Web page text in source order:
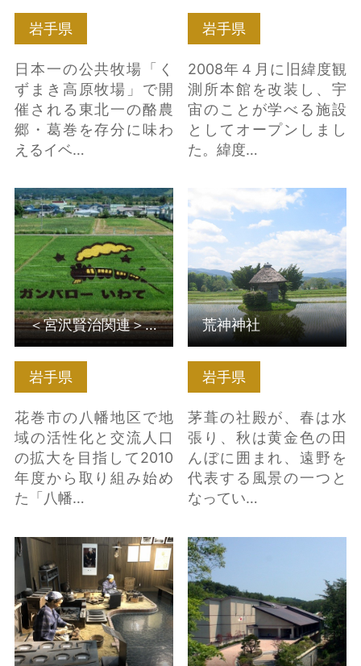
岩手県
日本一の公共牧場「く
ずまき高原牧場」で開
催される東北一の酪農
郷・葛巻を存分に味わ
えるイベ…
岩手県
2008年４月に旧緯度観
測所本館を改装し、宇
宙のことが学べる施設
としてオープンしまし
た。緯度…
岩手県
花巻市の八幡地区で地
域の活性化と交流人口
の拡大を目指して2010
年度から取り組み始め
た「八幡…
＜宮沢賢治関連＞八幡
田んぼアート（花巻市
石鳥谷） の詳細はこち
＜宮沢賢治関連＞八幡田んぼアート（花巻市石鳥谷）
岩手県
茅葺の社殿が、春は水
張り、秋は黄金色の田
んぼに囲まれ、遠野を
代表する風景の一つと
なってい…
荒神神社 の詳細はこち
ら
荒神神社
奥州市伝統産業会館 の
詳細はこちら
花巻市博物館 の詳細は
こちら